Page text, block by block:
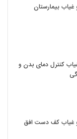
بیمارستان
کنترل دمای بدن و
غیاب کف دست افق